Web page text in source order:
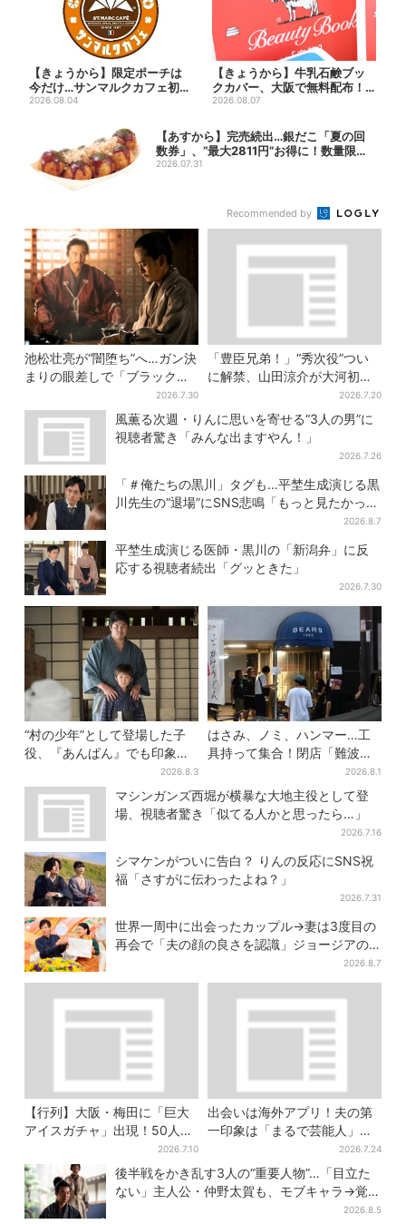
【きょうから】限定ポーチは
今だけ…サンマルクカフェ初の
「夏福袋」、実質無料でレア...
2026.08.04
【きょうから】牛乳石鹸ブッ
クカバー、大阪で無料配布！
先着1000名に「牛のカー...
2026.08.07
【あすから】完売続出…銀だこ「夏の回
数券」、“最大2811円”お得に！数量限定
で
2026.07.31
Recommended by
池松壮亮が“闇堕ち”へ…ガン決
まりの眼差しで「ブラック秀
吉がログイン」【豊臣兄弟】
2026.7.30
「豊臣兄弟！」“秀次役”つい
に解禁、山田涼介が大河初出
演「まさかの」「楽しみすぎ
る」
2026.7.20
風薫る次週・りんに思いを寄せる“3人の男”に
視聴者驚き「みんな出ますやん！」
2026.7.26
「＃俺たちの黒川」タグも…平埜生成演じる黒
川先生の“退場”にSNS悲鳴「もっと見たかっ
2026.8.7
平埜生成演じる医師・黒川の「新潟弁」に反
応する視聴者続出「グッときた」
2026.7.30
“村の少年”として登場した子
役、『あんぱん』でも印象的
だった…視聴者驚き「どうり
で演技上手だと」
2026.8.3
はさみ、ノミ、ハンマー…工
具持って集合！閉店「難波ベ
アーズ」最終日400人超…最
後は「もう帰ってください」
2026.8.1
マシンガンズ西堀が横暴な大地主役として登
場、視聴者驚き「似てる人かと思ったら…」
2026.7.16
シマケンがついに告白？ りんの反応にSNS祝
福「さすがに伝わったよね？」
2026.7.31
世界一周中に出会ったカップル→妻は3度目の
再会で「夫の顔の良さを認識」ジョージアの
2026.8.7
【行列】大阪・梅田に「巨大
アイスガチャ」出現！50人以
上が列…初日は即終了、残る
開催日は？
2026.7.10
出会いは海外アプリ！夫の第
一印象は「まるで芸能人」→
送迎・弁当・カジノデートま
で…結婚前に尽くしまくり
2026.7.24
後半戦をかき乱す3人の“重要人物”…「目立た
ない」主人公・仲野太賀も、モブキャラ→覚醒
2026.8.5